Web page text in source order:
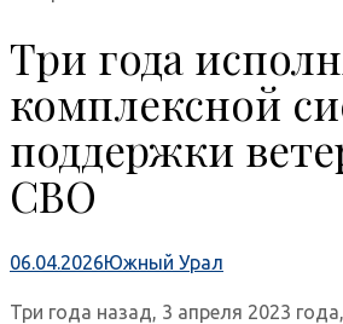
Три года
комплексной
поддержки
СВО
06.04.2026Южный Урал
Три года назад, 3 апреля 2023